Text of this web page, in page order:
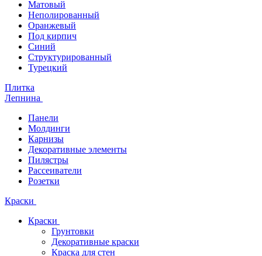
Матовый
Неполированный
Оранжевый
Под кирпич
Синий
Структурированный
Турецкий
Плитка
Лепнина
Панели
Молдинги
Карнизы
Декоративные элементы
Пилястры
Рассеиватели
Розетки
Краски
Краски
Грунтовки
Декоративные краски
Краска для стен